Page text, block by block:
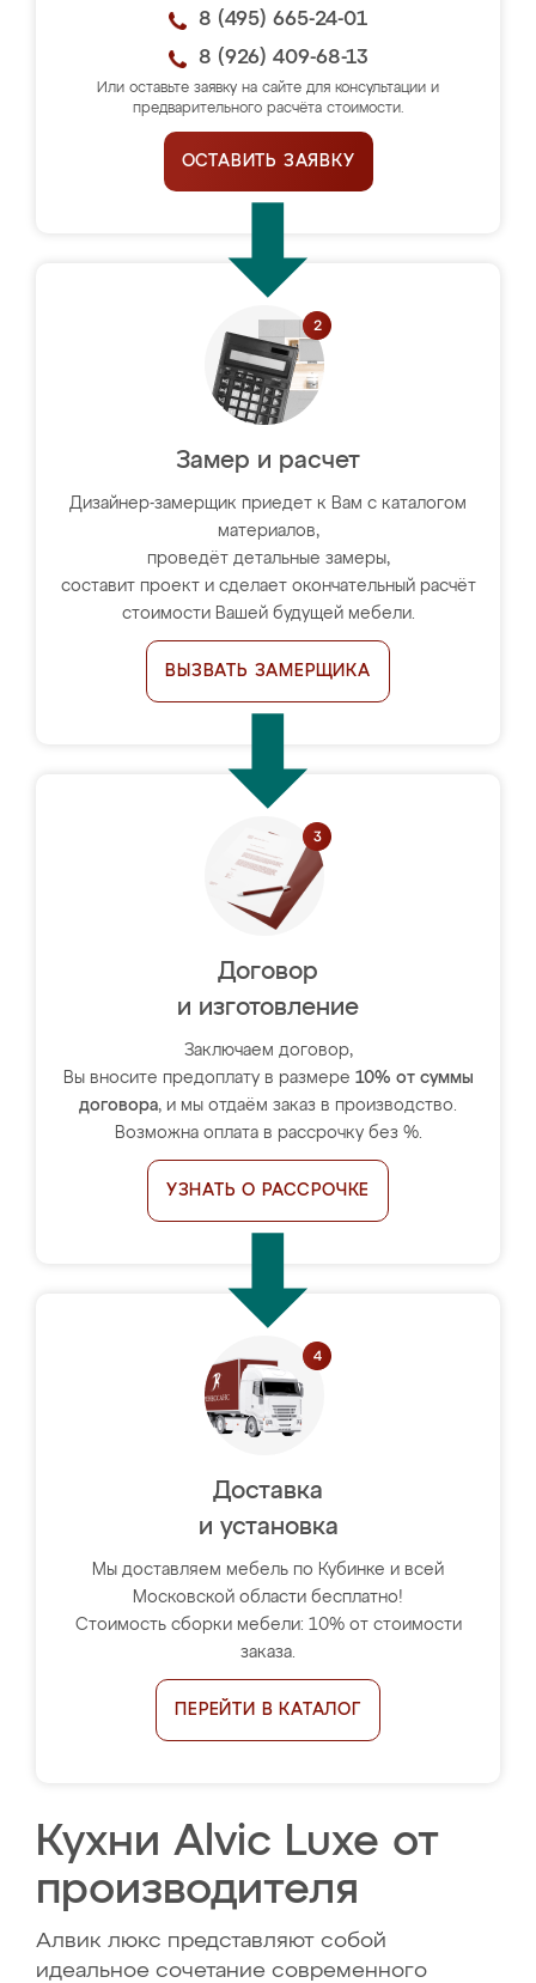
8 (495) 665-24-01
8 (926) 409-68-13
Или оставьте заявку на сайте для консультации и
предварительного расчёта стоимости.
ОСТАВИТЬ ЗАЯВКУ
Замер и расчет
Дизайнер-замерщик приедет к Вам с каталогом
материалов,
проведёт детальные замеры,
составит проект и сделает окончательный расчёт
стоимости Вашей будущей мебели.
ВЫЗВАТЬ ЗАМЕРЩИКА
Договор
и изготовление
Заключаем договор,
Вы вносите предоплату в размере 10% от суммы
договора, и мы отдаём заказ в производство.
Возможна оплата в рассрочку без %.
УЗНАТЬ О РАССРОЧКЕ
Доставка
и установка
Мы доставляем мебель по Кубинке и всей
Московской области бесплатно!
Стоимость сборки мебели: 10% от стоимости
заказа.
ПЕРЕЙТИ В КАТАЛОГ
Кухни Alvic Luxe от
производителя
Алвик люкс представляют собой
идеальное сочетание современного